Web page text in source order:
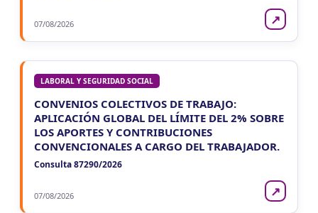
07/08/2026 ↗
LABORAL Y SEGURIDAD SOCIAL
CONVENIOS COLECTIVOS DE TRABAJO:
APLICACIÓN GLOBAL DEL LÍMITE DEL 2% SOBRE
LOS APORTES Y CONTRIBUCIONES
CONVENCIONALES A CARGO DEL TRABAJADOR.
Consulta 87290/2026
07/08/2026 ↗